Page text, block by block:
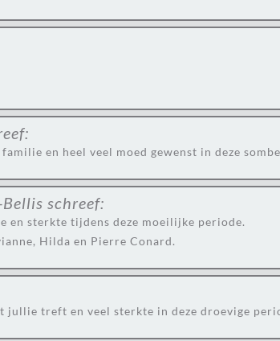
en heel veel moed gewenst in deze
schreef:
en sterkte tijdens deze moeilijke periode.
Hilda en Pierre Conard.
jullie treft en veel sterkte in deze droevige